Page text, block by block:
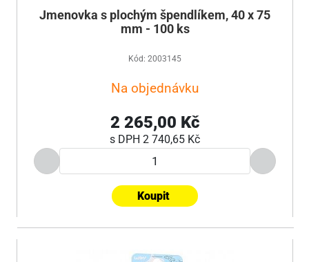
Jmenovka s plochým špendlíkem, 40 x 75
mm - 100 ks
Kód: 2003145
Na objednávku
2 265,00 Kč
s DPH 2 740,65 Kč
Koupit